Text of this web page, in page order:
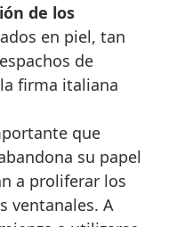
de los
en piel, tan
de
firma italiana
que
su papel
a proliferar los
ventanales. A